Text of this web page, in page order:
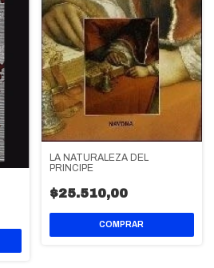
LA NATURALEZA DEL
PRINCIPE
$25.510,00